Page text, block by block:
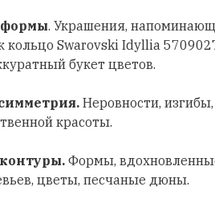
. Украшения,
кольцо Swarovski Idyllia
букет цветов.
Неровности,
красоты.
Формы,
цветы, песчаные дюны.